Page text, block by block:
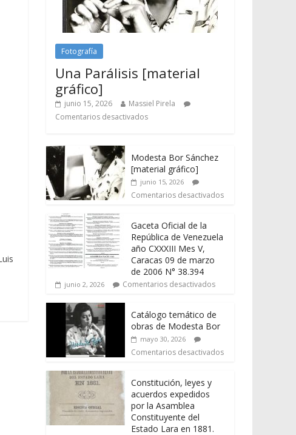
Fotografía
Una Parálisis [material
gráfico]
junio 15, 2026
Massiel Pirela
Comentarios desactivados
Modesta Bor Sánchez
[material gráfico]
junio 15, 2026
Comentarios desactivados
Gaceta Oficial de la
República de Venezuela
año CXXXIII Mes V,
Caracas 09 de marzo
de 2006 N° 38.394
junio 2, 2026 Comentarios desactivados
Catálogo temático de
obras de Modesta Bor
mayo 30, 2026
Comentarios desactivados
Constitución, leyes y
acuerdos expedidos
por la Asamblea
Constituyente del
Estado Lara en 1881.